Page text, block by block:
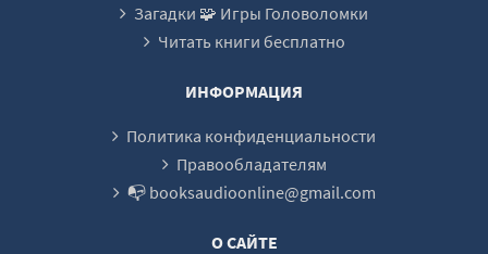
Ãðåõîïàäåíèå (÷àñòü äåñÿòàÿ)
Ãðåõîïàäåíèå (÷àñòü îäèííàäöàòàÿ)
Ãðåõîïàäåíèå (÷àñòü äâåíàäöàòàÿ)
Ãðåõîïàäåíèå (÷àñòü ÷åòûðíàäöàòàÿ)
Ãðåõîïàäåíèå (÷àñòü ïÿòíàäöàòàÿ)
Загадки 🧩 Игры Головоломки
Читать книги бесплатно
ИНФОРМАЦИЯ
Политика конфиденциальности
Правообладателям
📭 booksaudioonline@gmail.com
О САЙТЕ